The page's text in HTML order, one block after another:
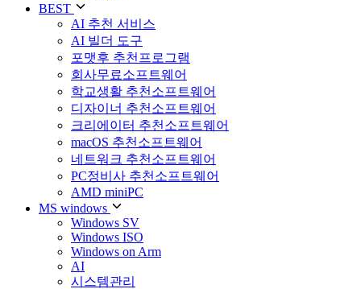
BEST
AI 추천 서비스
AI 빌더 도구
포맷후 추천프로그램
회사무료소프트웨어
학교생활 추천소프트웨어
디자이너 추천소프트웨어
크리에이터 추천소프트웨어
macOS 추천소프트웨어
네트워크 추천소프트웨어
PC정비사 추천소프트웨어
AMD miniPC
MS windows
Windows SV
Windows ISO
Windows on Arm
AI
시스템관리